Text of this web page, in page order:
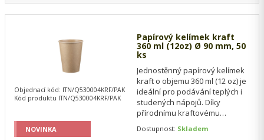
Papírový kelímek kraft
360 ml (12oz) Ø 90 mm, 50
ks
Jednostěnný papírový kelímek
kraft o objemu 360 ml (12 oz) je
ideální pro podávání teplých i
studených nápojů. Díky
přírodnímu kraftovému
bistra,…
Dostupnost: Skladem
Objednací kód: ITN/Q530004KRF/PAK
Kód produktu ITN/Q530004KRF/PAK
NOVINKA